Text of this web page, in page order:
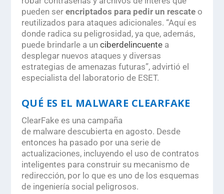
pueden serencriptados para pedir un rescate o
reutilizados para ataques adicionales. “Aquí es
donde radica su peligrosidad, ya que, además,
puede brindarle a un ciberdelincuente a
desplegar nuevos ataques y diversas
estrategias de amenazas futuras”, advirtió el
especialista del laboratorio de ESET.
QUÉ ES EL MALWARE CLEARFAKE
ClearFake es una campaña
de malware descubierta en agosto. Desde
entonces ha pasado por una serie de
actualizaciones, incluyendo el uso de contratos
inteligentes para construir su mecanismo de
redirección, por lo que es uno de los esquemas
de ingeniería social peligrosos.